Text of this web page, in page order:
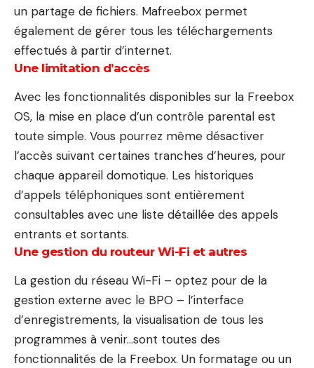
un partage de fichiers. Mafreebox permet
également de gérer tous les téléchargements
effectués à partir d’internet.
Une limitation d’accès
Avec les fonctionnalités disponibles sur la Freebox
OS, la mise en place d’un contrôle parental est
toute simple. Vous pourrez même désactiver
l’accès suivant certaines tranches d’heures, pour
chaque appareil domotique. Les historiques
d’appels téléphoniques sont entièrement
consultables avec une liste détaillée des appels
entrants et sortants.
Une gestion du routeur Wi-Fi et autres
La gestion du réseau Wi-Fi – optez pour de la
gestion externe avec le BPO – l’interface
d’enregistrements, la visualisation de tous les
programmes à venir…sont toutes des
fonctionnalités de la Freebox. Un formatage ou un